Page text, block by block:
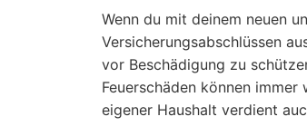
Wenn du mit deinem neuen
Versicherungsabschlüssen
vor Beschädigung zu
Feuerschäden können
eigener Haushalt verdient